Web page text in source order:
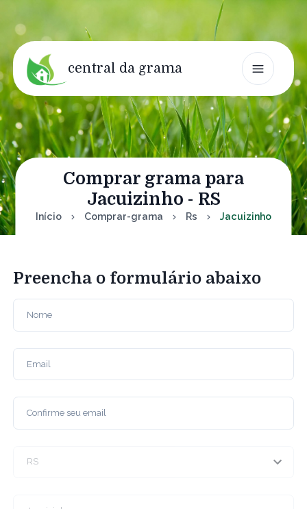
central da grama
Comprar grama para
Jacuizinho - RS
Início Comprar-grama Rs Jacuizinho
Preencha o formulário abaixo